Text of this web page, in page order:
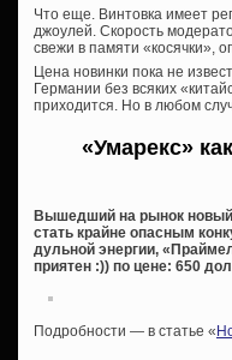
Что еще. Винтовка имеет
джоулей. Скорость
свежи в памяти «косячки»,
Цена новинки пока не
Германии без всяких
приходится. Но в любом
«Умарекс»
Вышедший на рынок новый
стать крайне опасным
дульной энергии,
приятен :)) по цене: 650
Подробности — в статье «